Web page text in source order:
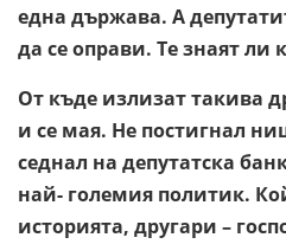
една държава. А
да се оправи. Те знаят ли
От къде излизат такива
и се мая. Не постигнал
седнал на депутатска
най- големия политик.
историята, другари –